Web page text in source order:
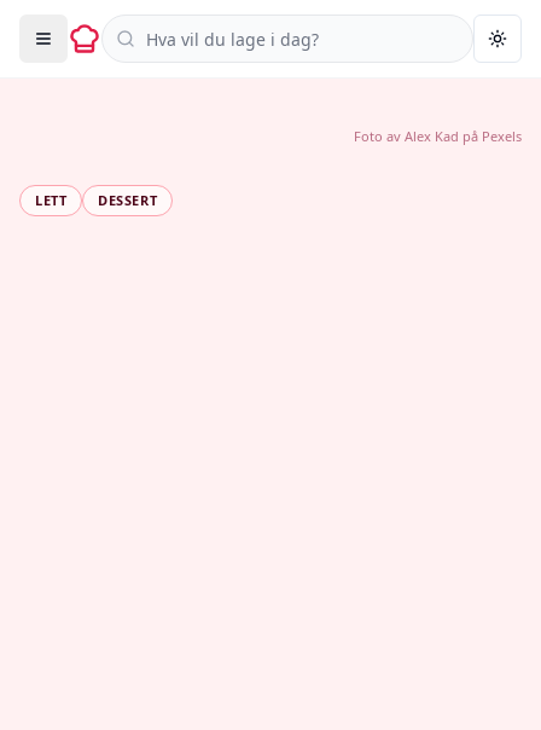
Søk i oppskrifter
LETT DESSERT
Foto av Alex Kad på Pexels